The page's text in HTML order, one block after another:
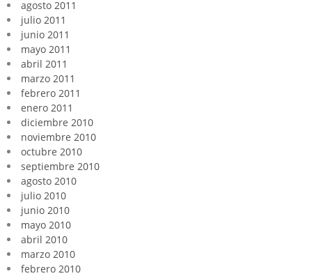
agosto 2011
julio 2011
junio 2011
mayo 2011
abril 2011
marzo 2011
febrero 2011
enero 2011
diciembre 2010
noviembre 2010
octubre 2010
septiembre 2010
agosto 2010
julio 2010
junio 2010
mayo 2010
abril 2010
marzo 2010
febrero 2010